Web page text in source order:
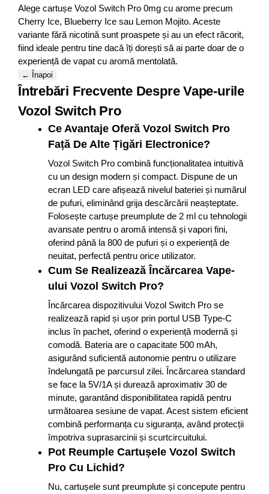
Alege cartușe Vozol Switch Pro 0mg cu arome precum
Cherry Ice, Blueberry Ice sau Lemon Mojito. Aceste
variante fără nicotină sunt proaspete și au un efect răcorit,
fiind ideale pentru tine dacă îți dorești să ai parte doar de o
experiență de vapat cu aromă mentolată.
← Înapoi
Întrebări Frecvente Despre Vape-urile
Vozol Switch Pro
Ce Avantaje Oferă Vozol Switch Pro
Față De Alte Țigări Electronice?
Vozol Switch Pro combină funcționalitatea intuitivă
cu un design modern și compact. Dispune de un
ecran LED care afișează nivelul bateriei și numărul
de pufuri, eliminând grija descărcării neașteptate.
Folosește cartușe preumplute de 2 ml cu tehnologii
avansate pentru o aromă intensă și vapori fini,
oferind până la 800 de pufuri și o experiență de
neuitat, perfectă pentru orice utilizator.
Cum Se Realizează Încărcarea Vape-
ului Vozol Switch Pro?
Încărcarea dispozitivului Vozol Switch Pro se
realizează rapid și ușor prin portul USB Type-C
inclus în pachet, oferind o experiență modernă și
comodă. Bateria are o capacitate 500 mAh,
asigurând suficientă autonomie pentru o utilizare
îndelungată pe parcursul zilei. Încărcarea standard
se face la 5V/1A și durează aproximativ 30 de
minute, garantând disponibilitatea rapidă pentru
următoarea sesiune de vapat. Acest sistem eficient
combină performanța cu siguranța, având protecții
împotriva suprasarcinii și scurtcircuitului.
Pot Reumple Cartușele Vozol Switch
Pro Cu Lichid?
Nu, cartușele sunt preumplute și concepute pentru